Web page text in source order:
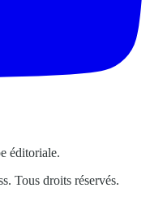
éditoriale.
Tous droits réservés.